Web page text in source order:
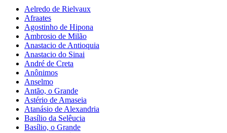
Aelredo de Rielvaux
Afraates
Agostinho de Hipona
Ambrosio de Milão
Anastacio de Antioquia
Anastacio do Sinai
André de Creta
Anônimos
Anselmo
Antão, o Grande
Astério de Amaseia
Atanásio de Alexandria
Basílio da Selêucia
Basílio, o Grande